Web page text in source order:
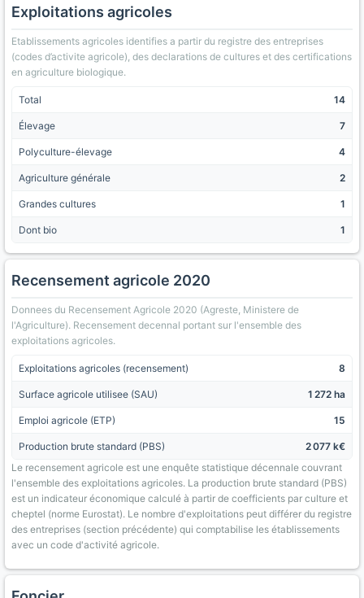
Exploitations agricoles
Etablissements agricoles identifies a partir du registre des entreprises
(codes d’activite agricole), des declarations de cultures et des certifications
en agriculture biologique.
Total 14
Élevage 7
Polyculture-élevage 4
Agriculture générale 2
Grandes cultures 1
Dont bio 1
Recensement agricole 2020
Donnees du Recensement Agricole 2020 (Agreste, Ministere de
l'Agriculture). Recensement decennal portant sur l'ensemble des
exploitations agricoles.
Exploitations agricoles (recensement) 8
Surface agricole utilisee (SAU) 1 272 ha
Emploi agricole (ETP) 15
Production brute standard (PBS)
2 077 k€
Le recensement agricole est une enquête statistique décennale couvrant
l'ensemble des exploitations agricoles. La production brute standard (PBS)
est un indicateur économique calculé à partir de coefficients par culture et
cheptel (norme Eurostat). Le nombre d'exploitations peut différer du registre
des entreprises (section précédente) qui comptabilise les établissements
avec un code d'activité agricole.